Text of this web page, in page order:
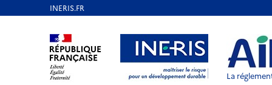
Aller au contenu Aller au menu Aller au
La